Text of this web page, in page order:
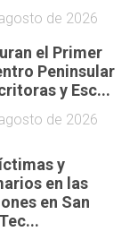
de 2026
el Primer
Peninsular
y Esc...
de 2026
y
en las
en San